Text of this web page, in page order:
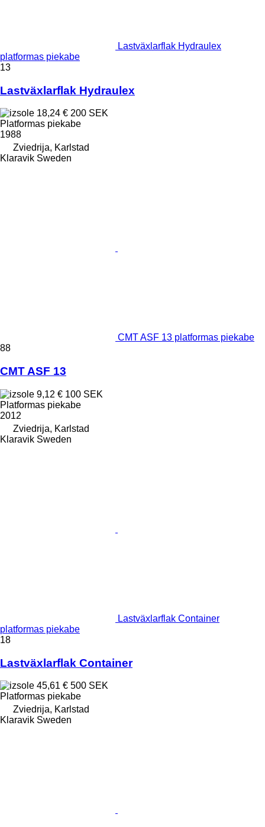
Lastväxlarflak Hydraulex
platformas piekabe
13
Lastväxlarflak Hydraulex
18,24 € 200 SEK
Platformas piekabe
1988
Zviedrija, Karlstad
Klaravik Sweden
CMT ASF 13 platformas piekabe
88
CMT ASF 13
9,12 € 100 SEK
Platformas piekabe
2012
Zviedrija, Karlstad
Klaravik Sweden
Lastväxlarflak Container
platformas piekabe
18
Lastväxlarflak Container
45,61 € 500 SEK
Platformas piekabe
Zviedrija, Karlstad
Klaravik Sweden